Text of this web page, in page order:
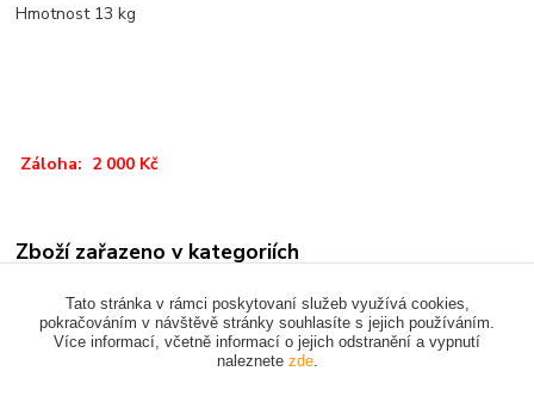
Hmotnost 13 kg
Záloha: 2 000 Kč
Zboží zařazeno v kategoriích
RŮZNÉ
Tato stránka v rámci poskytovaní služeb využívá cookies,
pokračováním v návštěvě stránky souhlasíte s jejich používáním.
Více informací, včetně informací o jejich odstranění a vypnutí
naleznete zde.